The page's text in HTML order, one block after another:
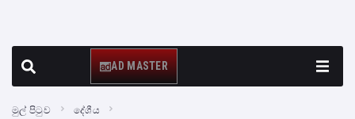
AD MASTER
මුල් පිටුව
දේශීය